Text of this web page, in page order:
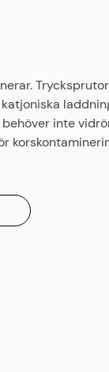
inte